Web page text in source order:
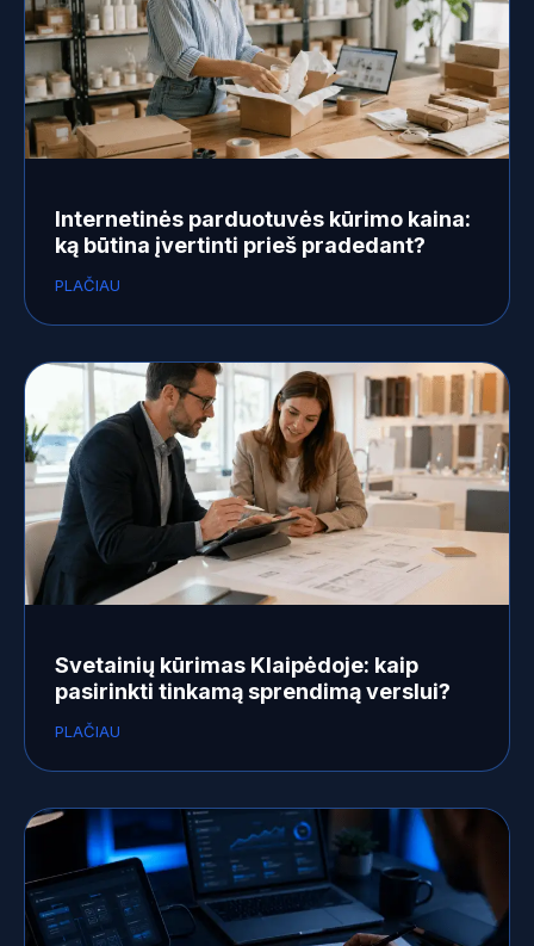
Internetinės parduotuvės kūrimo kaina:
ką būtina įvertinti prieš pradedant?
PLAČIAU
Svetainių kūrimas Klaipėdoje: kaip
pasirinkti tinkamą sprendimą verslui?
PLAČIAU